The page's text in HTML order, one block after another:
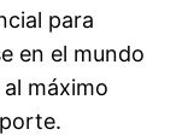
para
en el mundo
máximo